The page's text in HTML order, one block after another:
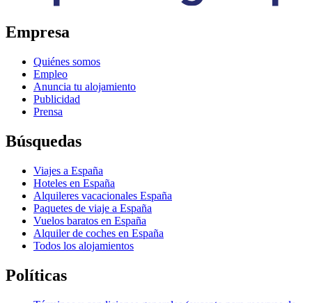
Empresa
Quiénes somos
Empleo
Anuncia tu alojamiento
Publicidad
Prensa
Búsquedas
Viajes a España
Hoteles en España
Alquileres vacacionales España
Paquetes de viaje a España
Vuelos baratos en España
Alquiler de coches en España
Todos los alojamientos
Políticas